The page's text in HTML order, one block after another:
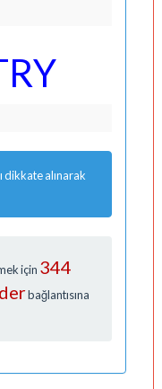
dikkate alınarak
için 344
bağlantısına